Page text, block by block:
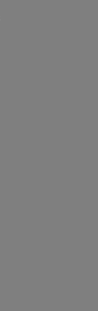
nueva
nueva
nueva
nueva